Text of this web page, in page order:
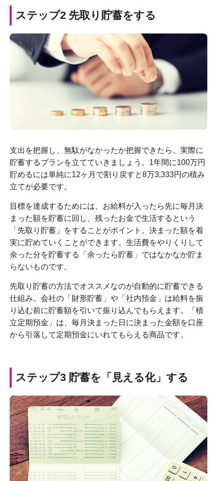
ステップ2 先取り貯蓄をする
支出を把握し、無駄がなかったか把握できたら、実際に
貯蓄するプランを立てていきましょう。1年間に100万円
貯めるには単純に12ヶ月で割り戻すと8万3,333円の積み
立てが必要です。
目標を達成するためには、お給料が入ったら先に毎月決
まった額を貯蓄に回し、残ったお金で生活するという
「先取り貯蓄」をすることがポイント。決まった額を着
実に貯めていくことができます。生活費をやりくりして
余った分を貯蓄する「余ったら貯蓄」ではなかなか貯ま
らないものです。
先取り貯蓄の方法でオススメなのが自動的に貯蓄できる
仕組み。会社の「財形貯蓄」や「社内預金」は給料を振
り込む前に貯蓄額を引いて振り込んでもらえます。「積
立定期預金」は、毎月決まった日に決まった金額を口座
から引落して定期預金にいれてもらえる商品です。
ステップ3 貯蓄を「見える化」する